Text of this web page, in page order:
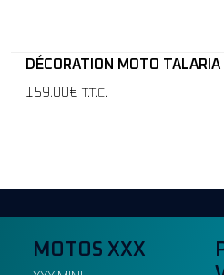
DÉCORATION MOTO
159.00€ T.T.C.
MOTOS XXX